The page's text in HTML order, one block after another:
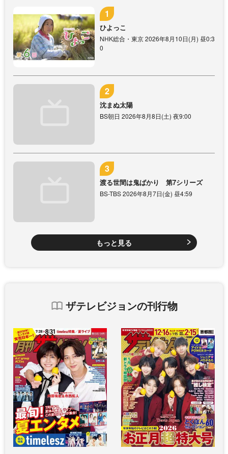
ひよっこ
NHK総合・東京 2026年8月10日(月) 昼0:3
0
沈まぬ太陽
BS朝日 2026年8月8日(土) 夜9:00
渡る世間は鬼ばかり 第7シリーズ
BS-TBS 2026年8月7日(金) 昼4:59
もっと見る
ザテレビジョンの刊行物